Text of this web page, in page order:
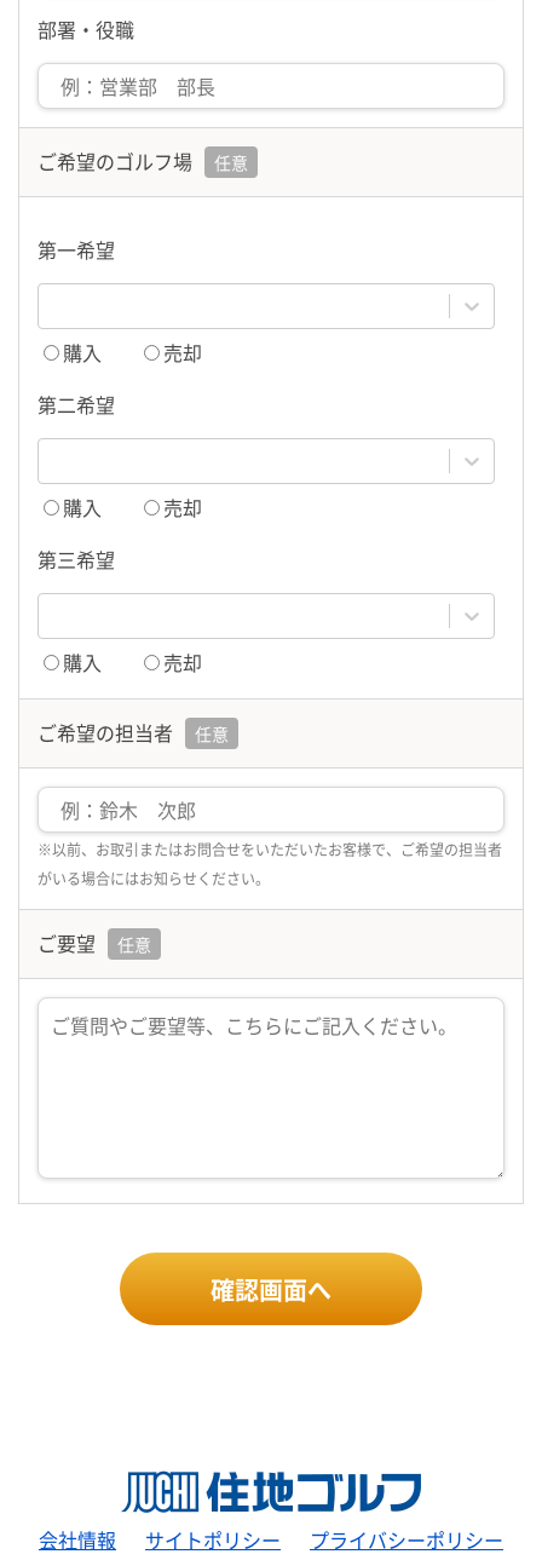
部署・役職
ご希望のゴルフ場 任意
第一希望
購入
売却
第二希望
購入
売却
第三希望
購入 売却
ご希望の担当者 任意
※以前、お取引またはお問合せをいただいたお客様で、ご希望の担当者
がいる場合にはお知らせください。
ご要望 任意
確認画面へ
会社情報 サイトポリシー プライバシーポリシー